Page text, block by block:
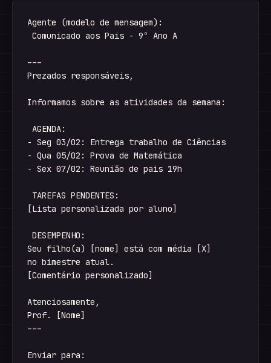
Agente (modelo de mensagem):
Comunicado aos Pais - 9º Ano A
---
Prezados responsáveis,
Informamos sobre as atividades da semana:
AGENDA:
- Seg 03/02: Entrega trabalho de Ciências
- Qua 05/02: Prova de Matemática
- Sex 07/02: Reunião de pais 19h
TAREFAS PENDENTES:
[Lista personalizada por aluno]
DESEMPENHO:
Seu filho(a) [nome] está com média [X]
no bimestre atual.
[Comentário personalizado]
Atenciosamente,
Prof. [Nome]
---
Enviar para: